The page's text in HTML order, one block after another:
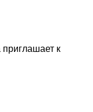
приглашает к